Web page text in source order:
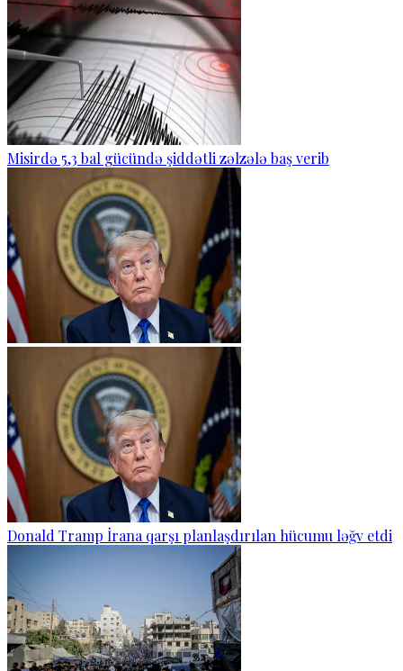
Misirdə 5,3 bal gücündə şiddətli zəlzələ baş verib
Donald Tramp İrana qarşı planlaşdırılan hücumu ləğv etdi